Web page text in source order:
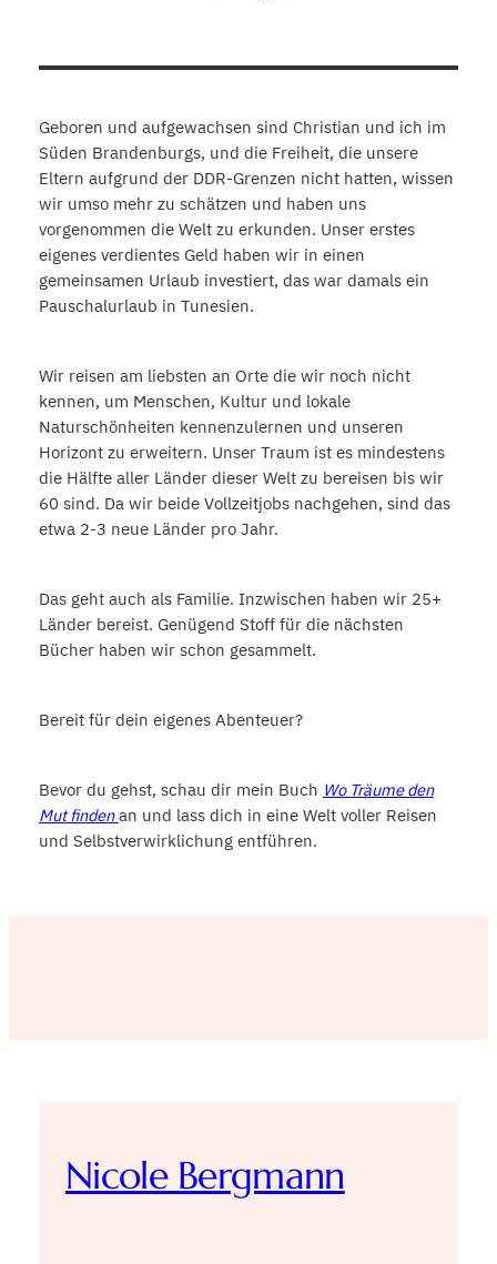
Geboren und aufgewachsen sind Christian und ich im
Süden Brandenburgs, und die Freiheit, die unsere
Eltern aufgrund der DDR-Grenzen nicht hatten, wissen
wir umso mehr zu schätzen und haben uns
vorgenommen die Welt zu erkunden. Unser erstes
eigenes verdientes Geld haben wir in einen
gemeinsamen Urlaub investiert, das war damals ein
Pauschalurlaub in Tunesien.
Wir reisen am liebsten an Orte die wir noch nicht
kennen, um Menschen, Kultur und lokale
Naturschönheiten kennenzulernen und unseren
Horizont zu erweitern. Unser Traum ist es mindestens
die Hälfte aller Länder dieser Welt zu bereisen bis wir
60 sind. Da wir beide Vollzeitjobs nachgehen, sind das
etwa 2-3 neue Länder pro Jahr.
Das geht auch als Familie. Inzwischen haben wir 25+
Länder bereist. Genügend Stoff für die nächsten
Bücher haben wir schon gesammelt.
Bereit für dein eigenes Abenteuer?
Bevor du gehst, schau dir mein Buch Wo Träume den
Mut finden an und lass dich in eine Welt voller Reisen
und Selbstverwirklichung entführen.
Nicole Bergmann